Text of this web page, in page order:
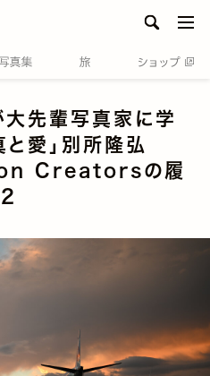
大先輩写真家に学
愛」別所隆弘
Creatorsの履